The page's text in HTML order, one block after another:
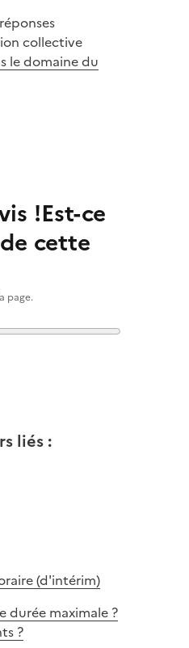
collective
le domaine du
!Est-ce
cette
page.
cette page
liés:
(d'intérim)
durée maximale ?
?